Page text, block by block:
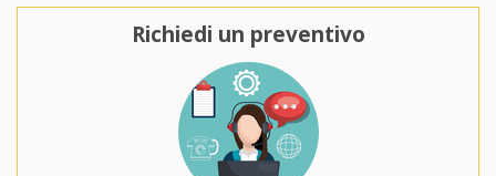
Richiedi un preventivo